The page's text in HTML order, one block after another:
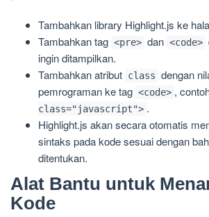
Tambahkan library Highlight.js ke
Tambahkan tag <pre> dan <code>
ingin ditampilkan.
Tambahkan atribut class dengan
pemrograman ke tag <code> ,
class="javascript"> .
Highlight.js akan secara otomatis
sintaks pada kode sesuai dengan
ditentukan.
Alat Bantu untuk
Kode